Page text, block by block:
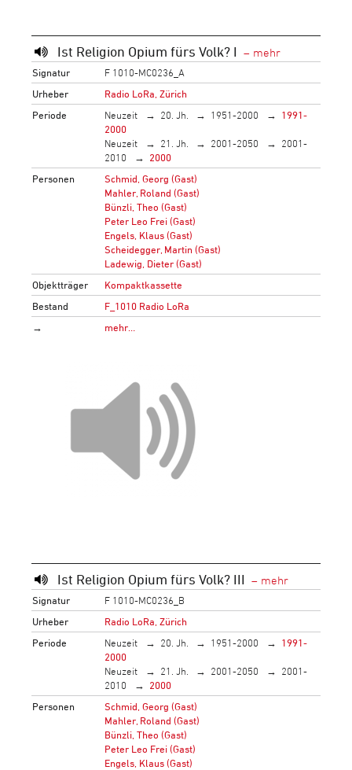
Ist Religion Opium fürs Volk? I
Signatur
F 1010-MC0236_A
Urheber
Radio LoRa, Zürich
Periode
Neuzeit 20. Jh. 1951-2000
1991-
2000
Neuzeit
21. Jh. 2001-2050
2001-
2010
2000
Personen
Schmid, Georg (Gast)
Mahler, Roland (Gast)
Bünzli, Theo (Gast)
Peter Leo Frei (Gast)
Engels, Klaus (Gast)
Scheidegger, Martin (Gast)
Ladewig, Dieter (Gast)
Objektträger
Kompaktkassette
Bestand
F_1010 Radio LoRa
→
mehr…
Ist Religion Opium fürs Volk? III
Signatur
F 1010-MC0236_B
Urheber
Radio LoRa, Zürich
Periode
Neuzeit 20. Jh. 1951-2000
1991-
2000
Neuzeit
21. Jh. 2001-2050
2001-
2010
2000
Personen
Schmid, Georg (Gast)
Mahler, Roland (Gast)
Bünzli, Theo (Gast)
Peter Leo Frei (Gast)
Engels, Klaus (Gast)